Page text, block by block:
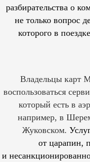
разбирательства о
не только вопрос
которого в
Владельцы карт
воспользоваться
который есть в
например, в
Жуковском.
от царапин,
и